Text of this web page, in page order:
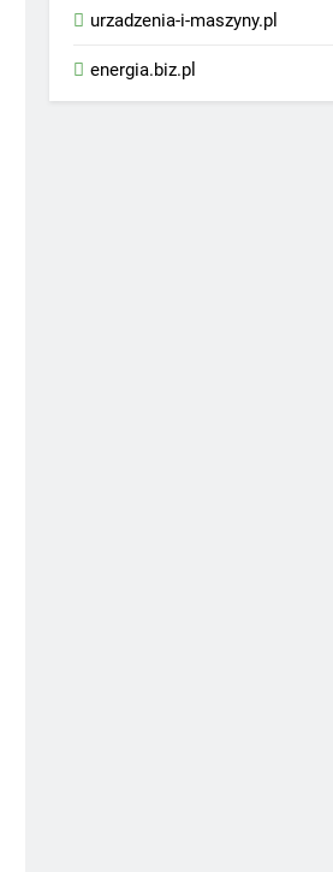
urzadzenia-i-maszyny.pl
energia.biz.pl